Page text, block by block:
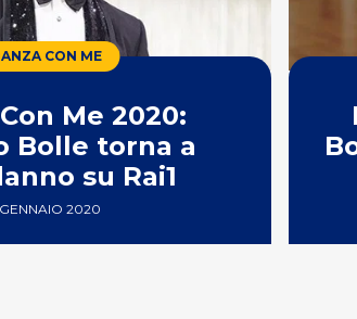
CON ME
Me 2020:
Bolle torna a
su Rai1
GENNAIO 2020